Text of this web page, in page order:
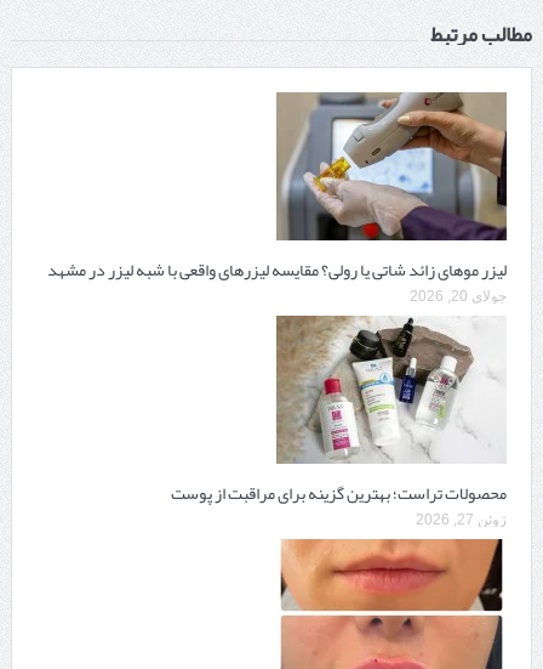
مطالب مرتبط
لیزر موهای زائد شاتی یا رولی؟ مقایسه لیزرهای واقعی با شبه‌ لیزر در مشهد
جولای 20, 2026
محصولات تراست؛ بهترین گزینه برای مراقبت از پوست
ژوئن 27, 2026